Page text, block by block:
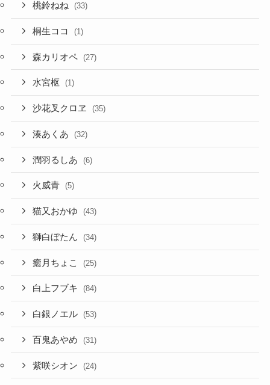
桃鈴ねね (33)
桐生ココ (1)
森カリオペ (27)
水宮枢 (1)
沙花叉クロヱ (35)
湊あくあ (32)
潤羽るしあ (6)
火威青 (5)
猫又おかゆ (43)
獅白ぼたん (34)
癒月ちょこ (25)
白上フブキ (84)
白銀ノエル (53)
百鬼あやめ (31)
紫咲シオン (24)